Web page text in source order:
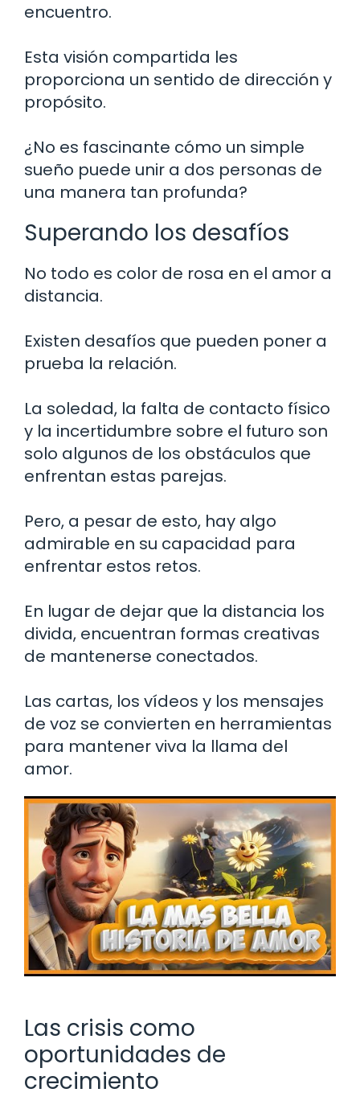
encuentro.
Esta visión compartida les
proporciona un sentido de dirección y
propósito.
¿No es fascinante cómo un simple
sueño puede unir a dos personas de
una manera tan profunda?
Superando los desafíos
No todo es color de rosa en el amor a
distancia.
Existen desafíos que pueden poner a
prueba la relación.
La soledad, la falta de contacto físico
y la incertidumbre sobre el futuro son
solo algunos de los obstáculos que
enfrentan estas parejas.
Pero, a pesar de esto, hay algo
admirable en su capacidad para
enfrentar estos retos.
En lugar de dejar que la distancia los
divida, encuentran formas creativas
de mantenerse conectados.
Las cartas, los vídeos y los mensajes
de voz se convierten en herramientas
para mantener viva la llama del
amor.
Las crisis como
oportunidades de
crecimiento